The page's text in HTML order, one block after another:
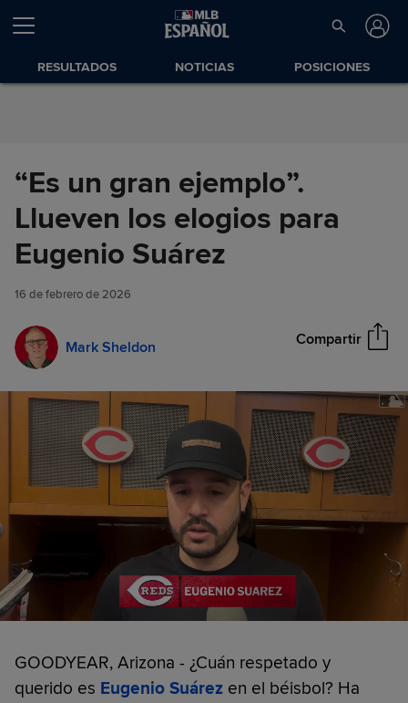
Saltar al Contenido
RESULTADOS NOTICIAS POSICIONES
“Es un gran ejemplo”.
Llueven los elogios para
Eugenio Suárez
16 de febrero de 2026
Mark Sheldon Compartir
“Es un gran ejemplo”. Llueven
los elogios para Eugenio
Suárez
GOODYEAR, Arizona - ¿Cuán respetado y
querido es Eugenio Suárez en el béisbol? Ha